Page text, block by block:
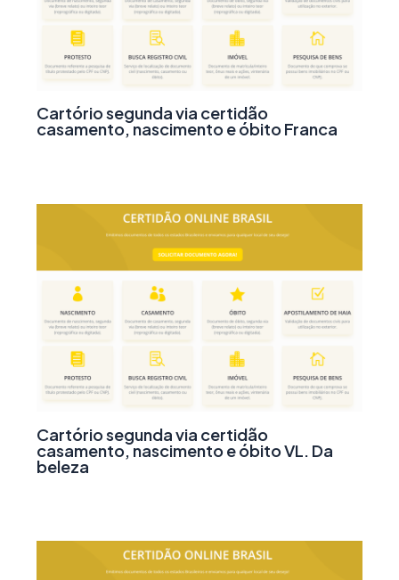
Cartório segunda via certidão
casamento, nascimento e óbito Franca
Cartório segunda via certidão
casamento, nascimento e óbito VL. Da
beleza